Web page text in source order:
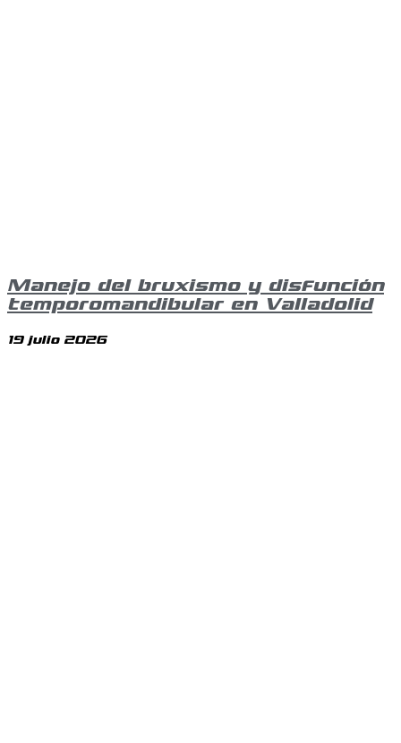
Manejo del bruxismo y disfunción
temporomandibular en Valladolid
19 julio 2026